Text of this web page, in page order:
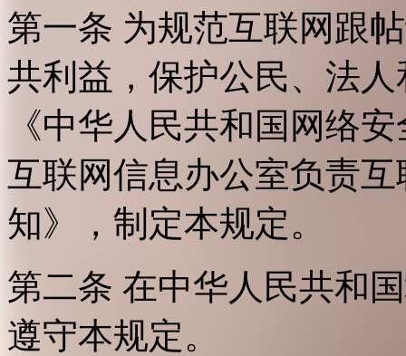
第一条 为规范互联网跟
共利益，保护公民、法
《中华人民共和国网络
互联网信息办公室负责
知》，制定本规定。
第二条 在中华人民共和
遵守本规定。